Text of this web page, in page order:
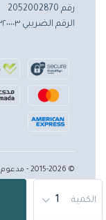
الكمية
رقم 2052002870
الرقم الضريبي ٣٠٠٧٧٤٨٦٣٢٠٠٠٠٣
© 2015-2026 - مدعوم من Ekuep. كل الحقوق محفوظة